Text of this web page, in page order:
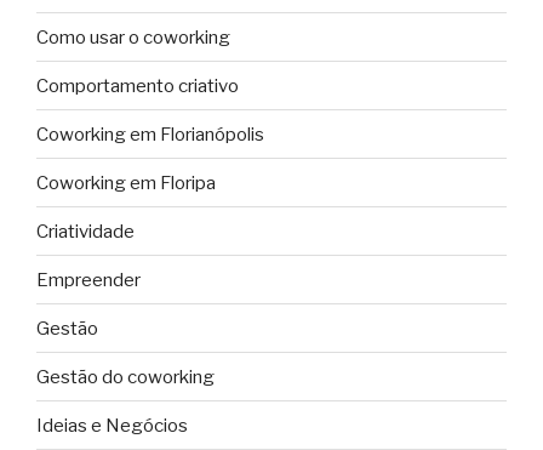
Como usar o coworking
Comportamento criativo
Coworking em Florianópolis
Coworking em Floripa
Criatividade
Empreender
Gestão
Gestão do coworking
Ideias e Negócios